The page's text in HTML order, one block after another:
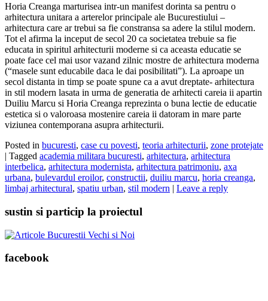
Horia Creanga marturisea intr-un manifest dorinta sa pentru o
arhitectura unitara a arterelor principale ale Bucurestiului –
arhitectura care ar trebui sa fie constransa sa adere la stilul modern.
Tot el afirma la inceput de secol 20 ca societatea trebuie sa fie
educata in spiritul arhitecturii moderne si ca aceasta educatie se
poate face cel mai usor vazand zilnic mostre de arhitectura moderna
(“masele sunt educabile daca le dai posibilitati”). La aproape un
secol distanta in timp se poate spune ca a avut dreptate- arhitectura
in stil modern lasata in urma de generatia de arhitecti careia ii apartin
Duiliu Marcu si Horia Creanga reprezinta o buna lectie de educatie
estetica si o valoroasa mostenire careia ii datoram in mare parte
viziunea contemporana asupra arhitecturii.
Posted in bucuresti, case cu povesti, teoria arhitecturii, zone protejate
| Tagged academia militara bucuresti, arhitectura, arhitectura
interbelica, arhitectura modernista, arhitectura patrimoniu, axa
urbana, bulevardul eroilor, constructii, duiliu marcu, horia creanga,
limbaj arhitectural, spatiu urban, stil modern | Leave a reply
sustin si particip la proiectul
facebook